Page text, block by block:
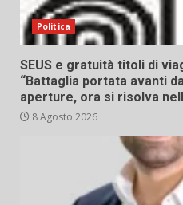
Politica
SEUS e gratuità titoli di
“Battaglia portata avanti
aperture, ora si risolva
8 Agosto 2026